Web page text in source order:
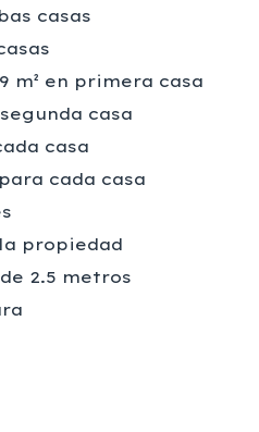
casas
m² en primera casa
casa
casa
cada casa
propiedad
2.5 metros